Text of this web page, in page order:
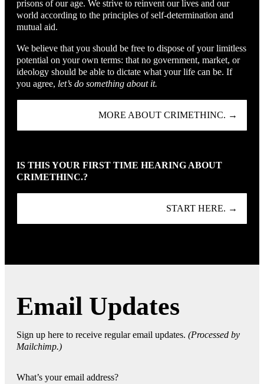
prisons of our age. We strive to reinvent our lives and our
world according to the principles of self-determination and
mutual aid.
We believe that you should be free to dispose of your limitless
potential on your own terms: that no government, market, or
ideology should be able to dictate what your life can be. If
you agree, let’s do something about it.
MORE ABOUT CRIMETHINC. →
IS THIS YOUR FIRST TIME HEARING ABOUT
CRIMETHINC.?
START HERE. →
Email Updates
Sign up here to receive regular email updates. (Processed by
Mailchimp.)
What’s your email address?